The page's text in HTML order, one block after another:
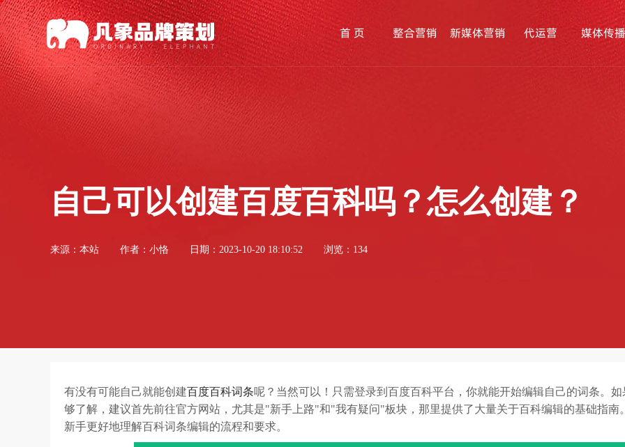
首 页 整合营销 新媒体营销 代运营 媒体传
自己可以创建百度百科吗？怎么创建？
来源： 本站 作者：小恪 日期：2023-10-20 18:10:52 浏览：134
有没有可能自己就能创建百度百科词条呢？当然可以！只需登录到百度百科平台，你就能开始编辑自己的词条。
够了解，建议首先前往官方网站，尤其是"新手上路"和"我有疑问"板块，那里提供了大量关于百科编辑的基础指南
新手更好地理解百科词条编辑的流程和要求。